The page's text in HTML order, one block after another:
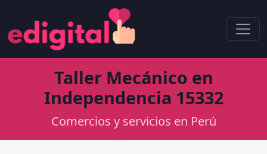
Taller Mecánico en
Independencia 15332
Comercios y servicios en Perú